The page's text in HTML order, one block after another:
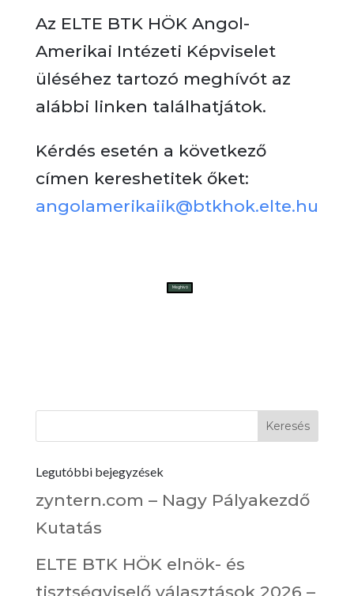
Az ELTE BTK HÖK Angol-
Amerikai Intézeti Képviselet
üléséhez tartozó meghívót az
alábbi linken találhatjátok.
Kérdés esetén a következő
címen kereshetitek őket:
angolamerikaiik@btkhok.elte.hu
Meghívó
Legutóbbi bejegyzések
zyntern.com – Nagy Pályakezdő
Kutatás
ELTE BTK HÖK elnök- és
tisztségviselő választások 2026 –